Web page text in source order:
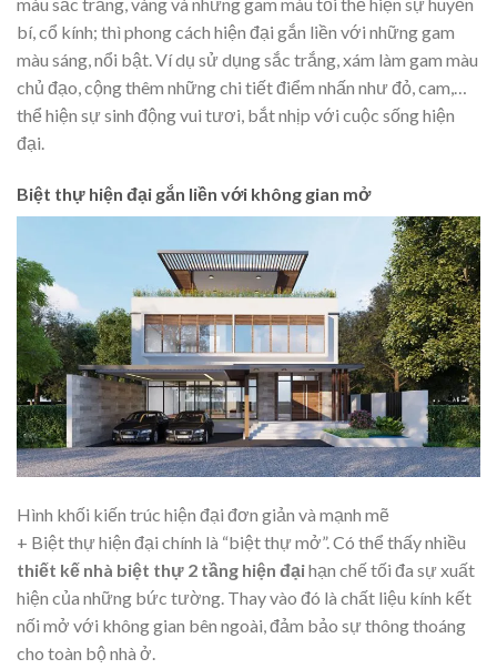
bí, cổ kính; thì phong cách hiện đại gắn liền với những gam
màu sáng, nổi bật. Ví dụ sử dụng sắc trắng, xám làm gam màu
chủ đạo, cộng thêm những chi tiết điểm nhấn như đỏ, cam,…
thể hiện sự sinh động vui tươi, bắt nhịp với cuộc sống hiện
đại.
Biệt thự hiện đại gắn liền với không gian mở
Hình khối kiến trúc hiện đại đơn giản và mạnh mẽ
+ Biệt thự hiện đại chính là “biệt thự mở”. Có thể thấy nhiều
thiết kế nhà biệt thự 2 tầng hiện đạihạn chế tối đa sự xuất
hiện của những bức tường. Thay vào đó là chất liệu kính kết
nối mở với không gian bên ngoài, đảm bảo sự thông thoáng
cho toàn bộ nhà ở.